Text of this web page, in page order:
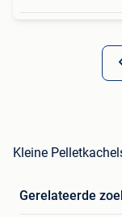
Kleine
Gerelateerde